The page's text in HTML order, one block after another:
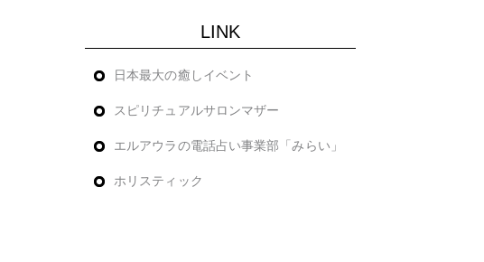
LINK
日本最大の癒しイベント
スピリチュアルサロンマザー
エルアウラの電話占い事業部「みらい」
ホリスティック